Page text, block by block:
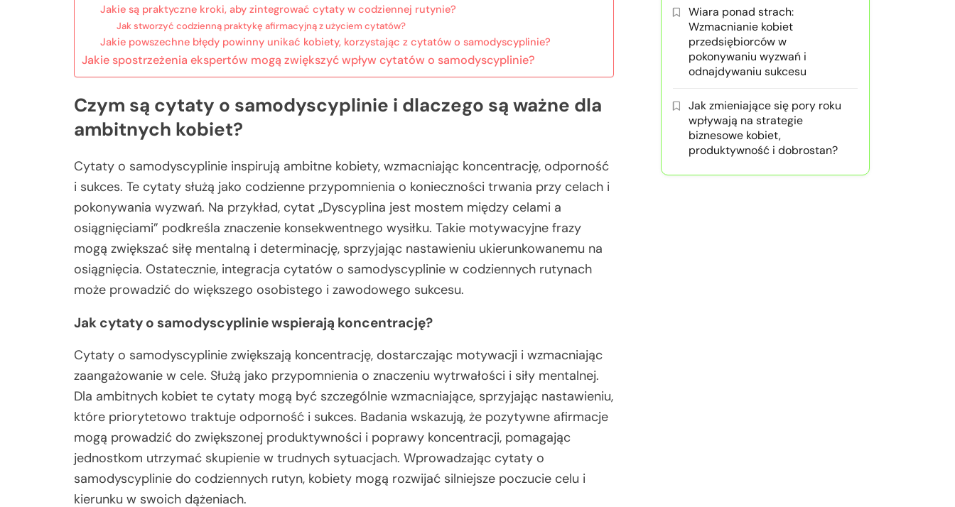
Jakie są praktyczne kroki, aby zintegrować cytaty w codziennej rutynie?
Jak stworzyć codzienną praktykę afirmacyjną z użyciem cytatów?
Jakie powszechne błędy powinny unikać kobiety, korzystając z cytatów o samodyscyplinie?
Jakie spostrzeżenia ekspertów mogą zwiększyć wpływ cytatów o samodyscyplinie?
Czym są cytaty o samodyscyplinie i dlaczego są ważne dla
ambitnych kobiet?
Cytaty o samodyscyplinie inspirują ambitne kobiety, wzmacniając koncentrację, odporność
i sukces. Te cytaty służą jako codzienne przypomnienia o konieczności trwania przy celach i
pokonywania wyzwań. Na przykład, cytat „Dyscyplina jest mostem między celami a
osiągnięciami” podkreśla znaczenie konsekwentnego wysiłku. Takie motywacyjne frazy
mogą zwiększać siłę mentalną i determinację, sprzyjając nastawieniu ukierunkowanemu na
osiągnięcia. Ostatecznie, integracja cytatów o samodyscyplinie w codziennych rutynach
może prowadzić do większego osobistego i zawodowego sukcesu.
Jak cytaty o samodyscyplinie wspierają koncentrację?
Cytaty o samodyscyplinie zwiększają koncentrację, dostarczając motywacji i wzmacniając
zaangażowanie w cele. Służą jako przypomnienia o znaczeniu wytrwałości i siły mentalnej.
Dla ambitnych kobiet te cytaty mogą być szczególnie wzmacniające, sprzyjając nastawieniu,
które priorytetowo traktuje odporność i sukces. Badania wskazują, że pozytywne afirmacje
mogą prowadzić do zwiększonej produktywności i poprawy koncentracji, pomagając
jednostkom utrzymać skupienie w trudnych sytuacjach. Wprowadzając cytaty o
samodyscyplinie do codziennych rutyn, kobiety mogą rozwijać silniejsze poczucie celu i
kierunku w swoich dążeniach.
Wiara ponad strach:
Wzmacnianie kobiet
przedsiębiorców w
pokonywaniu wyzwań i
odnajdywaniu sukcesu
Jak zmieniające się pory roku
wpływają na strategie
biznesowe kobiet,
produktywność i dobrostan?